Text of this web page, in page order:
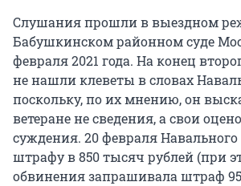
Слушания прошли в выездном
Бабушкинском районном суде
февраля 2021 года. На конец
не нашли клеветы в словах
поскольку, по их мнению, он
ветеране не сведения, а свои
суждения. 20 февраля
штрафу в 850 тысяч рублей (при
обвинения запрашивала штраф